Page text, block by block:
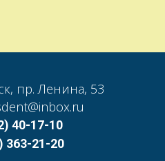
пр. Ленина, 53
40-17-10
363-21-20